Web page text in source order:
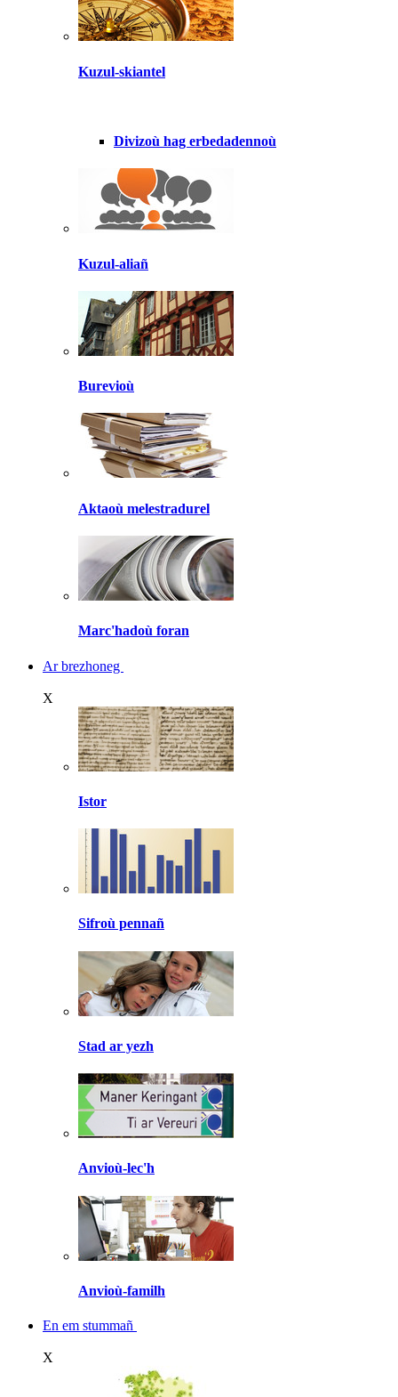
Kuzul-skiantel
Divizoù hag erbedadennoù
Kuzul-aliañ
Burevioù
Aktaoù melestradurel
Marc'hadoù foran
Ar brezhoneg
X
Istor
Sifroù pennañ
Stad ar yezh
Anvioù-lec'h
Anvioù-familh
En em stummañ
X